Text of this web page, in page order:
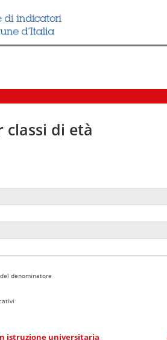
classi di età
denominatore
istruzione universitaria